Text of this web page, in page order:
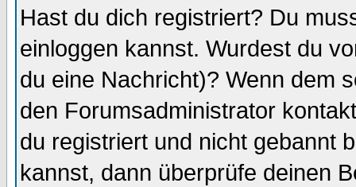
Hast du dich registriert? Du
einloggen kannst. Wurdest du
du eine Nachricht)? Wenn dem
den Forumsadministrator
du registriert und nicht gebannt
kannst, dann überprüfe deinen